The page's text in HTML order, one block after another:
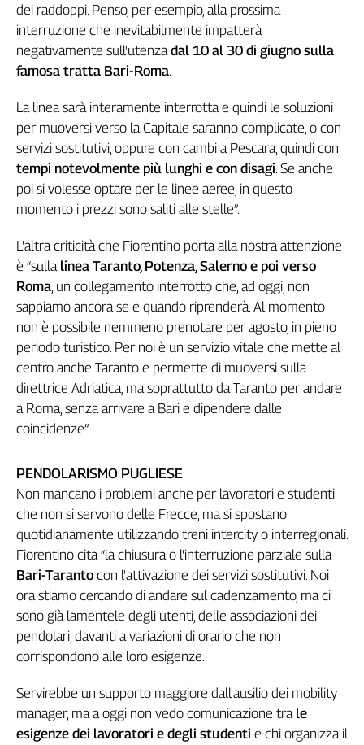
Liguria
Lombardia
Marche
Piemonte
Sardegna
Sicilia
Toscana
Trentino
Umbria
Valle
Veneto
Archivio
Storico
1955-
2014
Cerca
Contatti
La
redazione
Newsletter
Social
dei raddoppi. Penso, per esempio, alla prossima
interruzione che inevitabilmente impatterà
negativamente sull'utenzadal 10 al 30 di giugno sulla
famosa tratta Bari-Roma.
La linea sarà interamente interrotta e quindi le soluzioni
per muoversi verso la Capitale saranno complicate, o con
servizi sostitutivi, oppure con cambi a Pescara, quindi con
tempi notevolmente più lunghi e con disagi. Se anche
poi si volesse optare per le linee aeree, in questo
momento i prezzi sono saliti alle stelle”.
L'altra criticità che Fiorentino porta alla nostra attenzione
è “sulla linea Taranto, Potenza, Salerno e poi verso
Roma, un collegamento interrotto che, ad oggi, non
sappiamo ancora se e quando riprenderà. Al momento
non è possibile nemmeno prenotare per agosto, in pieno
periodo turistico. Per noi è un servizio vitale che mette al
centro anche Taranto e permette di muoversi sulla
direttrice Adriatica, ma soprattutto da Taranto per andare
a Roma, senza arrivare a Bari e dipendere dalle
coincidenze”.
PENDOLARISMO PUGLIESE
Non mancano i problemi anche per lavoratori e studenti
che non si servono delle Frecce, ma si spostano
quotidianamente utilizzando treni intercity o interregionali.
Fiorentino cita “la chiusura o l'interruzione parziale sulla
Bari-Taranto con l'attivazione dei servizi sostitutivi. Noi
ora stiamo cercando di andare sul cadenzamento, ma ci
sono già lamentele degli utenti, delle associazioni dei
pendolari, davanti a variazioni di orario che non
corrispondono alle loro esigenze.
Servirebbe un supporto maggiore dall'ausilio dei mobility
manager, ma a oggi non vedo comunicazione trale
esigenze dei lavoratori e degli studenti e chi organizza il